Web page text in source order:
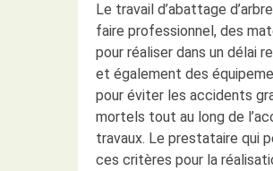
Le travail d’abattage
faire professionnel, des
pour réaliser dans un délai
et également des
pour éviter les accidents
mortels tout au long de
travaux. Le prestataire qui
ces critères pour la